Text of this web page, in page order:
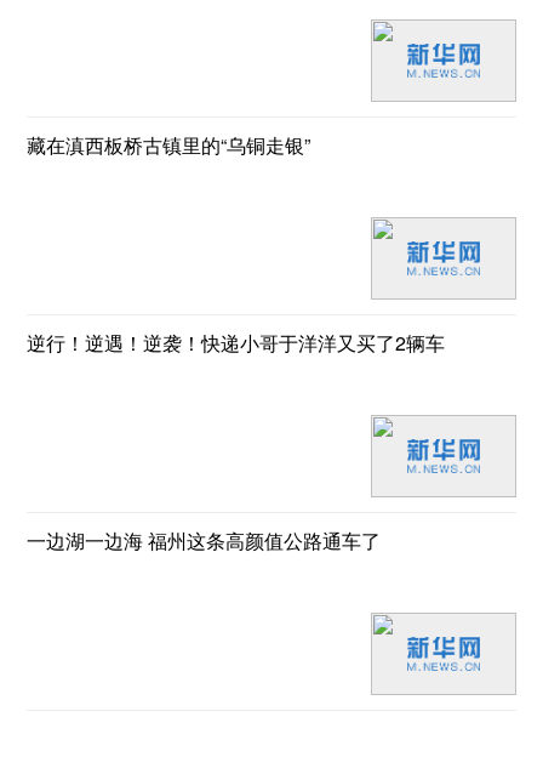
藏在滇西板桥古镇里的“乌铜走银”
逆行！逆遇！逆袭！快递小哥于洋洋又买了2辆车
一边湖一边海 福州这条高颜值公路通车了